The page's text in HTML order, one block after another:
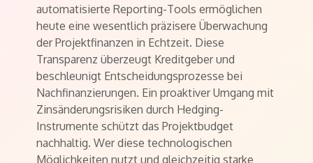
automatisierte Reporting-Tools ermöglichen
heute eine wesentlich präzisere Überwachung
der Projektfinanzen in Echtzeit. Diese
Transparenz überzeugt Kreditgeber und
beschleunigt Entscheidungsprozesse bei
Nachfinanzierungen. Ein proaktiver Umgang mit
Zinsänderungsrisiken durch Hedging-
Instrumente schützt das Projektbudget
nachhaltig. Wer diese technologischen
Möglichkeiten nutzt und gleichzeitig starke